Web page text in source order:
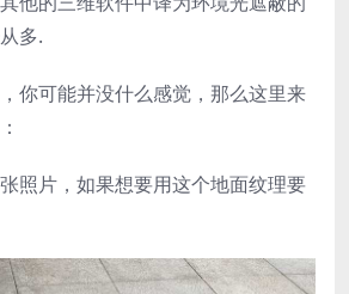
多.
你可能并没什么感觉，那么这里来
照片，如果想要用这个地面纹理要